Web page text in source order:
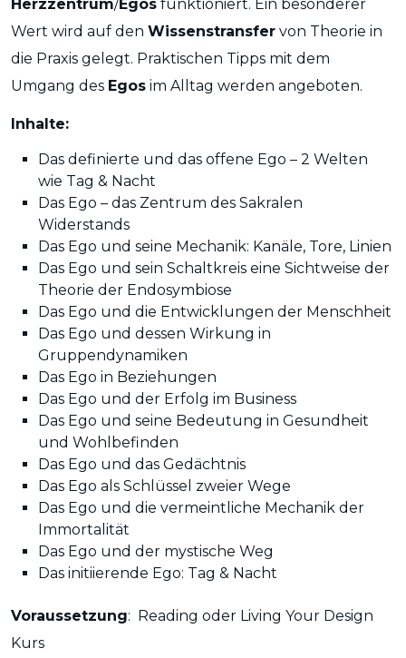
Herzzentrum/Egos funktioniert. Ein besonderer
Wert wird auf den Wissenstransfer von Theorie in
die Praxis gelegt. Praktischen Tipps mit dem
Umgang des Egos im Alltag werden angeboten.
Inhalte:
Das definierte und das offene Ego – 2 Welten
wie Tag & Nacht
Das Ego – das Zentrum des Sakralen
Widerstands
Das Ego und seine Mechanik: Kanäle, Tore, Linien
Das Ego und sein Schaltkreis eine Sichtweise der
Theorie der Endosymbiose
Das Ego und die Entwicklungen der Menschheit
Das Ego und dessen Wirkung in
Gruppendynamiken
Das Ego in Beziehungen
Das Ego und der Erfolg im Business
Das Ego und seine Bedeutung in Gesundheit
und Wohlbefinden
Das Ego und das Gedächtnis
Das Ego als Schlüssel zweier Wege
Das Ego und die vermeintliche Mechanik der
Immortalität
Das Ego und der mystische Weg
Das initiierende Ego: Tag & Nacht
Voraussetzung: Reading oder Living Your Design
Kurs